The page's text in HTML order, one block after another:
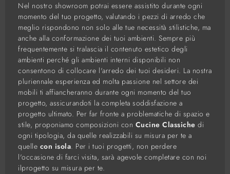
Nel nostro showroom potrai essere assistito durante ogni
momento del tuo progetto, valutando i pezzi di arredo che
meglio rispondono non solo alle tue necessità stilistiche, ma
anche alla conformazione dei tuoi ambienti. Sempre più
frequentemente si tralascia il contenuto estetico degli
ambienti perché gli ambienti interni disponibili non
consentono di collocare l'arredo dei tuoi desideri. La nostra
pluriennale esperienza ed molta passione nel settore dei
mobili ti affiancheranno durante ogni momento del tuo
progetto, assicurandoti la completa soddisfazione a
progetto ultimato. Per far fronte a problematiche di spazio e
stile, proponiamo composizioni con Cucine Classiche di
ogni tipologia, da quelle realizzabili su misura per te a
quelle con isola. Per i tuoi progetti, non perdere
l'occasione di farci visita, sarà agevole completare con noi
ilprogetto su misura per te.